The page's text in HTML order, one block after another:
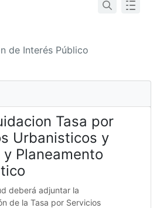
de Interés Público
Tasa por
Urbanisticos y
Planeamento
deberá adjuntar la
de la Tasa por Servicios